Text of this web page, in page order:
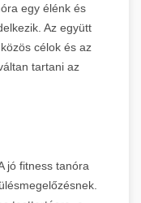
egy élénk és
Az együtt
célok és az
tartani az
jó fitness tanóra